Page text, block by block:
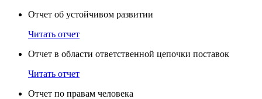
Отчет об устойчивом развитии
Читать отчет
Отчет в области ответственной цепочки поставок
Читать отчет
Отчет по правам человека